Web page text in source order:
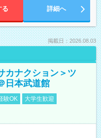
る 詳細へ
掲載日：2026.08.03
カナクション＞ツ
日本武道館
験OK
大学生歓迎